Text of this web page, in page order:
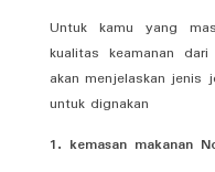
Untuk kamu yang
kualitas keamanan
akan menjelaskan jenis
untuk dignakan
1. kemasan makanan